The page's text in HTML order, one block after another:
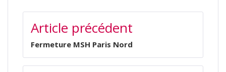
NAVIGATION
DE
L’ARTICLE
Article précédent
Fermeture MSH Paris Nord